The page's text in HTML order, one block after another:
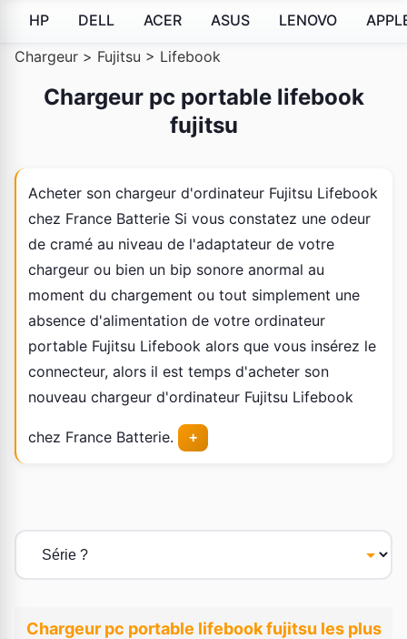
HP DELL ACER ASUS LENOVO
Chargeur > Fujitsu > Lifebook
Chargeur pc portable lifebook
fujitsu
Acheter son chargeur d'ordinateur Fujitsu Lifebook
chez France Batterie Si vous constatez une odeur
de cramé au niveau de l'adaptateur de votre
chargeur ou bien un bip sonore anormal au
moment du chargement ou tout simplement une
absence d'alimentation de votre ordinateur
portable Fujitsu Lifebook alors que vous insérez le
connecteur, alors il est temps d'acheter son
nouveau chargeur d'ordinateur Fujitsu Lifebook
chez France Batterie. +
Chargeur pc portable lifebook fujitsu les plus